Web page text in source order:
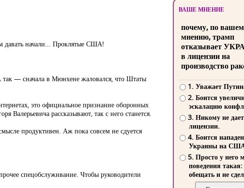
давать начали... Проклятые США!
так — сначала в Мюнхене жаловался, что Штаты
это официальное признание оборонных
рассказывают, так с него станется.
продуктивен. Аж пока совсем не сдуется
спецобслуживание. Чтобы руководители
ВАШЕ МНЕНИЕ
почему, по
мнению, трамп
отказывает
в лицензии на
производство
1. Уважает
2. Боится
эскалацию
3. Никому не
лицензии.
4. Боится
Украины на
5. Просто у него
поведения такая:
обещать и не